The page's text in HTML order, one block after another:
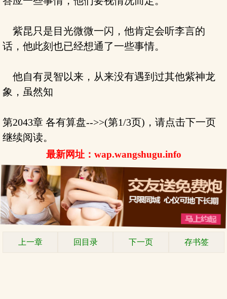
紫昆只是目光微微一闪，他肯定会听李言的
话，他此刻也已经想通了一些事情。
他自有灵智以来，从来没有遇到过其他紫神龙
象，虽然知
第2043章 各有算盘-->>(第1/3页)，请点击下一页
继续阅读。
最新网址：wap.wangshugu.info
上一章 回目录 下一页 存书签